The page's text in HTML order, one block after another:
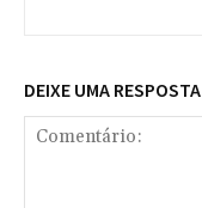
DEIXE UMA RESPOSTA